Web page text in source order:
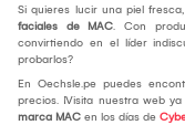
Si quieres lucir una piel
faciales de MAC. Con
convirtiendo en el líder
probarlos?
En Oechsle.pe puedes
precios. ¡Visita nuestra web
marca MAC en los días de